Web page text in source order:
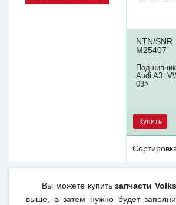
NTN/SNR
M25407
Audi A3.
03>
Купить
Вы можете купитьзапчасти
выше, а затем нужно будет